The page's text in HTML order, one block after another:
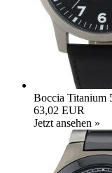
Boccia Titanium
63,02 EUR
Jetzt ansehen »